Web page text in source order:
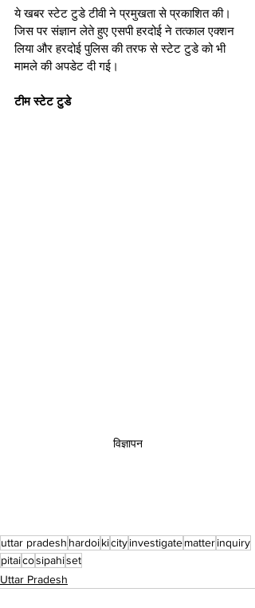
ये खबर स्टेट टुडे टीवी ने प्रमुखता से प्रकाशित की।
जिस पर संज्ञान लेते हुए एसपी हरदोई ने तत्काल एक्शन
लिया और हरदोई पुलिस की तरफ से स्टेट टुडे को भी
मामले की अपडेट दी गई।
टीम स्टेट टुडे
विज्ञापन
uttar pradesh hardoikicityinvestigatematterinquiry
pitaicosipahiset
Uttar Pradesh